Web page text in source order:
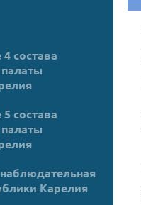
состава
состава
Карелия